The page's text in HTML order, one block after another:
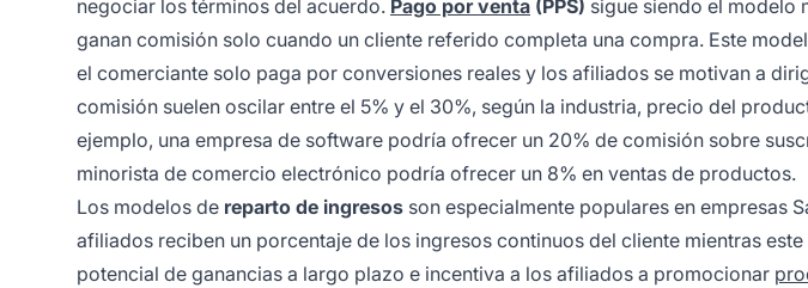
negociar los términos del acuerdo. Pago por venta (PPS) sigue siendo el modelo
ganan comisión solo cuando un cliente referido completa una compra. Este
el comerciante solo paga por conversiones reales y los afiliados se motivan a
comisión suelen oscilar entre el 5% y el 30%, según la industria, precio del
ejemplo, una empresa de software podría ofrecer un 20% de comisión sobre
minorista de comercio electrónico podría ofrecer un 8% en ventas de productos.
Los modelos de reparto de ingresos son especialmente populares en empresas
afiliados reciben un porcentaje de los ingresos continuos del cliente mientras
potencial de ganancias a largo plazo e incentiva a los afiliados a promocionar